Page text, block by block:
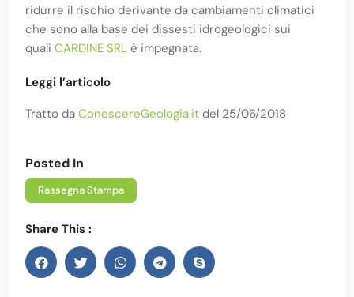
ridurre il rischio derivante da cambiamenti climatici
che sono alla base dei dissesti idrogeologici sui
quali CARDINE SRL è impegnata.
Leggi l’articolo
Tratto da ConoscereGeologia.it del 25/06/2018
Posted In
Rassegna Stampa
Share This :